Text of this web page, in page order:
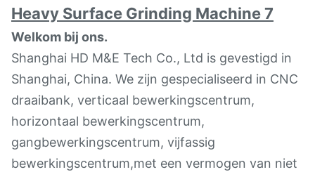
Welkom bij ons.
Shanghai HD M&E Tech Co., Ltd is gevestigd in
Shanghai, China. We zijn gespecialiseerd in CNC
draaibank, verticaal bewerkingscentrum,
horizontaal bewerkingscentrum,
gangbewerkingscentrum, vijfassig
bewerkingscentrum,met een vermogen van niet